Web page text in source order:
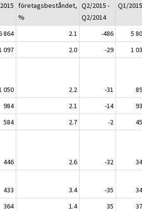
företagsbeståndet,
%
Q2/2015 -
Q2/2014
Q1/2015
864 2.1 -486 5
097 2.0 -29 1
050 2.2 -31
984 2.1 -14
584 2.7 -2
446 2.6 -32
433 3.4 -35
364 1.4 35